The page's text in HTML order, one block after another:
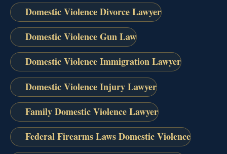
Domestic Violence Divorce Lawyer
Domestic Violence Gun Law
Domestic Violence Immigration Lawyer
Domestic Violence Injury Lawyer
Family Domestic Violence Lawyer
Federal Firearms Laws Domestic Violence